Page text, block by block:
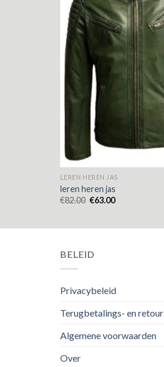
LEREN HEREN JAS
leren heren jas
€82.00 €63.00
BELEID
Privacybeleid
Terugbetalings- en
Algemene voorwaarden
Over